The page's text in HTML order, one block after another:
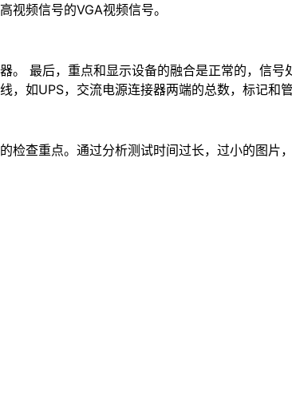
频信号的VGA视频信号。
最后，重点和显示设备的融合是正常的，信号
如UPS，交流电源连接器两端的总数，标记和管
查重点。通过分析测试时间过长，过小的图片